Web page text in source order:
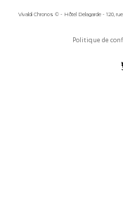
Vivaldi Chronos © - Hôtel Delagarde - 120,
Politique de